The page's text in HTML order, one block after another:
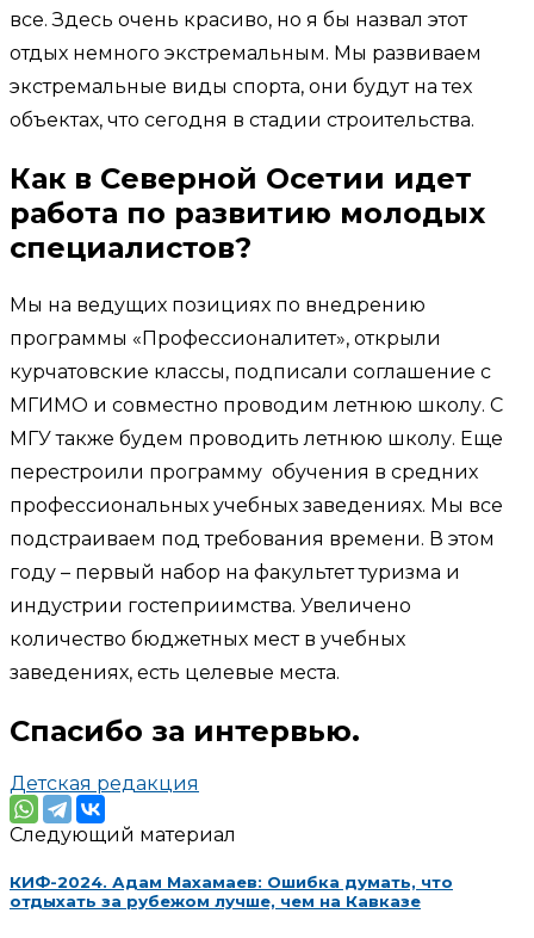
все. Здесь очень красиво, но я бы назвал этот
отдых немного экстремальным. Мы развиваем
экстремальные виды спорта, они будут на тех
объектах, что сегодня в стадии строительства.
Как в Северной Осетии идет
работа по развитию молодых
специалистов?
Мы на ведущих позициях по внедрению
программы «Профессионалитет», открыли
курчатовские классы, подписали соглашение с
МГИМО и совместно проводим летнюю школу. С
МГУ также будем проводить летнюю школу. Еще
перестроили программу обучения в средних
профессиональных учебных заведениях. Мы все
подстраиваем под требования времени. В этом
году – первый набор на факультет туризма и
индустрии гостеприимства. Увеличено
количество бюджетных мест в учебных
заведениях, есть целевые места.
Спасибо за интервью.
Детская редакция
Следующий материал
КИФ-2024. Адам Махамаев: Ошибка думать, что
отдыхать за рубежом лучше, чем на Кавказе